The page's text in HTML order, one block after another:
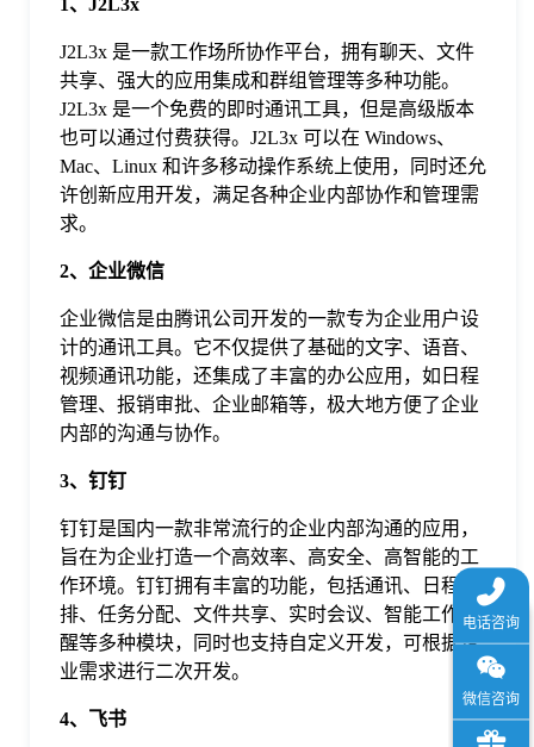
J2L3x 是一款工作场所协作平台，拥有聊天、文件
共享、强大的应用集成和群组管理等多种功能。
J2L3x 是一个免费的即时通讯工具，但是高级版本
也可以通过付费获得。J2L3x 可以在 Windows、
Mac、Linux 和许多移动操作系统上使用，同时还允
许创新应用开发，满足各种企业内部协作和管理需
求。
2、企业微信
企业微信是由腾讯公司开发的一款专为企业用户设
计的通讯工具。它不仅提供了基础的文字、语音、
视频通讯功能，还集成了丰富的办公应用，如日程
管理、报销审批、企业邮箱等，极大地方便了企业
内部的沟通与协作。
3、钉钉
钉钉是国内一款非常流行的企业内部沟通的应用，
旨在为企业打造一个高效率、高安全、高智能的工
作环境。钉钉拥有丰富的功能，包括通讯、日程安
排、任务分配、文件共享、实时会议、智能工作提
醒等多种模块，同时也支持自定义开发，可根据企
业需求进行二次开发。
4、飞书